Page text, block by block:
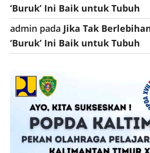
‘Buruk’ Ini Baik untuk Tubuh
admin pada Jika Tak
‘Buruk’ Ini Baik untuk Tubuh